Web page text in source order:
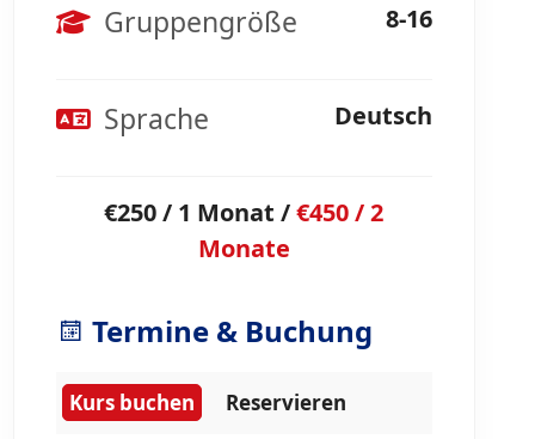
Gruppengröße 8-16
Sprache Deutsch
€250 / 1 Monat /€450 / 2
Monate
Termine & Buchung
Kurs buchen Reservieren